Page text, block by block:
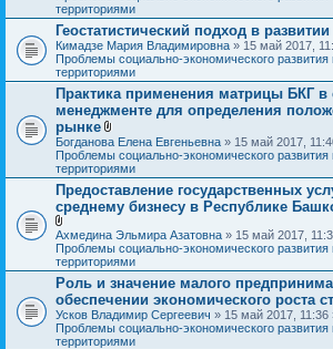
ж
е
н
и
территориями
Геостатистический подход в
Кимадзе Мария Владимировна » 15 май 2017,
Проблемы социально-экономического развития
территориями
Практика применения матрицы БКГ в
менеджменте для определения
рынке
В
л
о
ж
е
н
и
я
Богданова Елена Евгеньевна » 15 май 2017,
Проблемы социально-экономического развития
территориями
Предоставление государственных
среднему бизнесу в Республике
В
л
о
ж
е
н
и
я
Ахмедина Эльмира Азатовна » 15 май 2017,
Проблемы социально-экономического развития
территориями
Роль и значение малого
обеспечении экономического роста
Усков Владимир Сергеевич » 15 май 2017,
Проблемы социально-экономического развития
территориями